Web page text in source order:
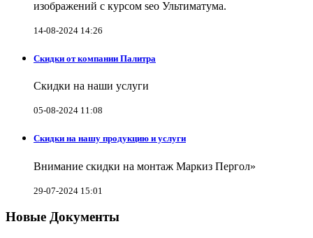
изображений с курсом seo Ультиматума.
14-08-2024 14:26
Скидки от компании Палитра
Скидки на наши услуги
05-08-2024 11:08
Скидки на нашу продукцию и услуги
Внимание скидки на монтаж Маркиз Пергол»
29-07-2024 15:01
Новые Документы